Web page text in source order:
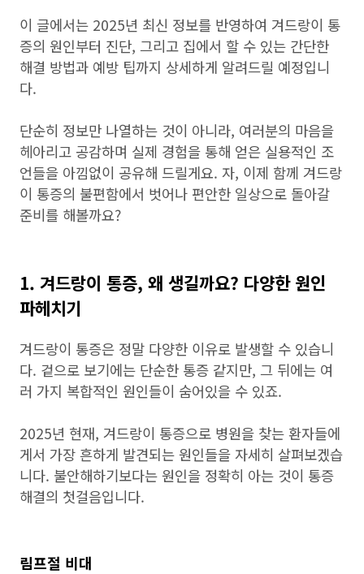
이 글에서는 2025년 최신 정보를 반영하여 겨드랑이 통
증의 원인부터 진단, 그리고 집에서 할 수 있는 간단한
해결 방법과 예방 팁까지 상세하게 알려드릴 예정입니
다.
단순히 정보만 나열하는 것이 아니라, 여러분의 마음을
헤아리고 공감하며 실제 경험을 통해 얻은 실용적인 조
언들을 아낌없이 공유해 드릴게요. 자, 이제 함께 겨드랑
이 통증의 불편함에서 벗어나 편안한 일상으로 돌아갈
준비를 해볼까요?
1. 겨드랑이 통증, 왜 생길까요? 다양한 원인
파헤치기
겨드랑이 통증은 정말 다양한 이유로 발생할 수 있습니
다. 겉으로 보기에는 단순한 통증 같지만, 그 뒤에는 여
러 가지 복합적인 원인들이 숨어있을 수 있죠.
2025년 현재, 겨드랑이 통증으로 병원을 찾는 환자들에
게서 가장 흔하게 발견되는 원인들을 자세히 살펴보겠습
니다. 불안해하기보다는 원인을 정확히 아는 것이 통증
해결의 첫걸음입니다.
림프절 비대